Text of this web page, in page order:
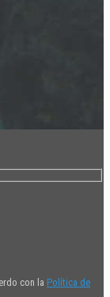
con la Política de